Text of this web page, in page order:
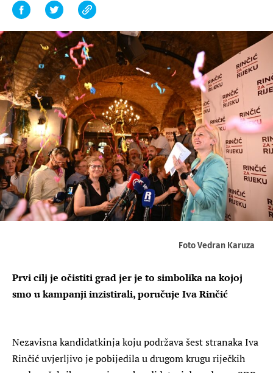
Foto Vedran Karuza
Prvi cilj je očistiti grad jer je to simbolika na kojoj
smo u kampanji inzistirali, poručuje Iva Rinčić
Nezavisna kandidatkinja koju podržava šest stranaka Iva
Rinčić uvjerljivo je pobijedila u drugom krugu riječkih